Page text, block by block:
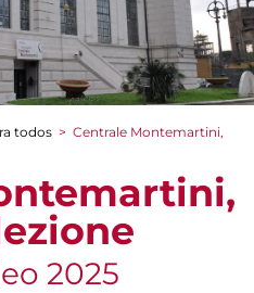
todos > Centrale Montemartini,
2025